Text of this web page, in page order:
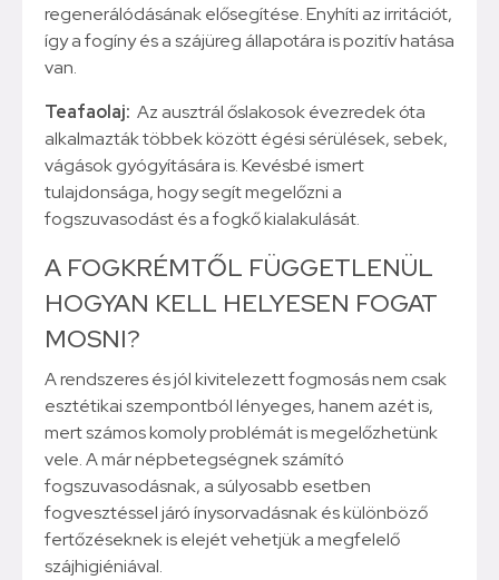
regenerálódásának elősegítése. Enyhíti az irritációt,
így a fogíny és a szájüreg állapotára is pozitív hatása
van.
Teafaolaj: Az ausztrál őslakosok évezredek óta
alkalmazták többek között égési sérülések, sebek,
vágások gyógyítására is. Kevésbé ismert
tulajdonsága, hogy segít megelőzni a
fogszuvasodást és a fogkő kialakulását.
A FOGKRÉMTŐL FÜGGETLENÜL
HOGYAN KELL HELYESEN FOGAT
MOSNI?
A rendszeres és jól kivitelezett fogmosás nem csak
esztétikai szempontból lényeges, hanem azét is,
mert számos komoly problémát is megelőzhetünk
vele. A már népbetegségnek számító
fogszuvasodásnak, a súlyosabb esetben
fogvesztéssel járó ínysorvadásnak és különböző
fertőzéseknek is elejét vehetjük a megfelelő
szájhigiéniával.